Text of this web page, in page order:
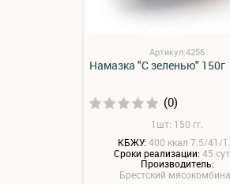
Артикул:4256
Намазка "С зеленью" 150г
(0)
1шт: 150 гг.
КБЖУ:400 ккал 7.5/41/
Сроки реализации:45
Производитель:
Брестский